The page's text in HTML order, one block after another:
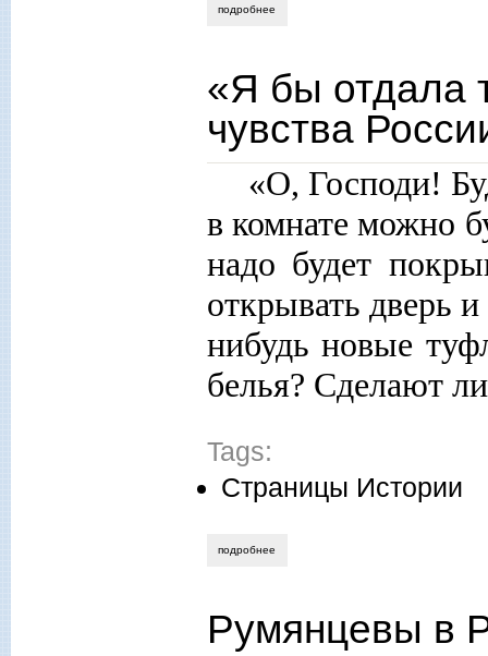
подробнее
«Я бы отдала
чувства
«О, Господи!
в комнате можно
надо будет
открывать дверь
нибудь новые
белья? Сделают
Tags:
Страницы Истории
подробнее
Румянцевы в